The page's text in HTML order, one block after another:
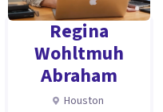
Regina
Wohltmuh
Abraham
Houston